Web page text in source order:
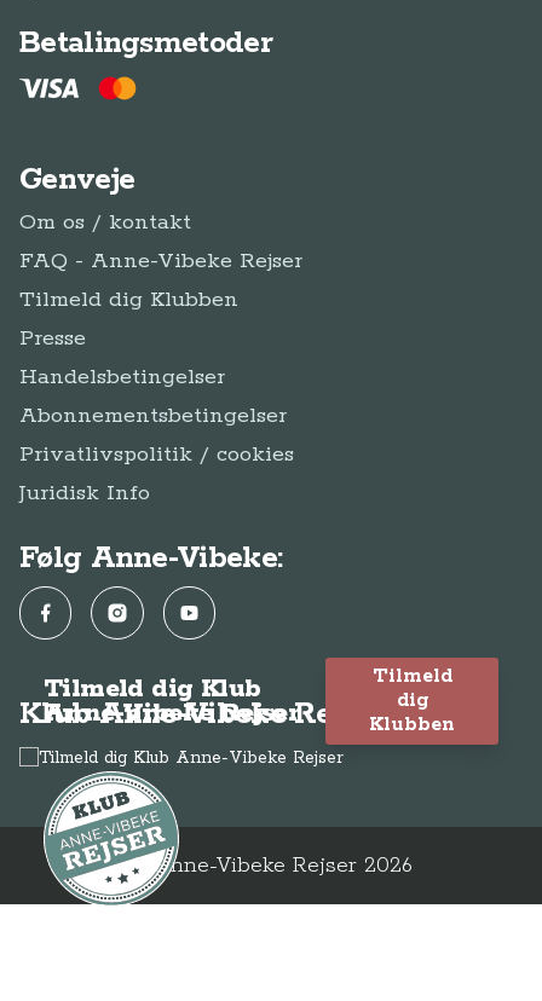
Betalingsmetoder
Genveje
Om os / kontakt
FAQ - Anne-Vibeke Rejser
Tilmeld dig Klubben
Presse
Handelsbetingelser
Abonnementsbetingelser
Privatlivspolitik / cookies
Juridisk Info
Følg Anne-Vibeke:
FacebookInstagramYouTube
Klub Anne-Vibeke Rejser
Tilmeld dig Klub
Anne-Vibeke Rejser
Tilmeld
dig
Klubben
© Anne-Vibeke Rejser 2026